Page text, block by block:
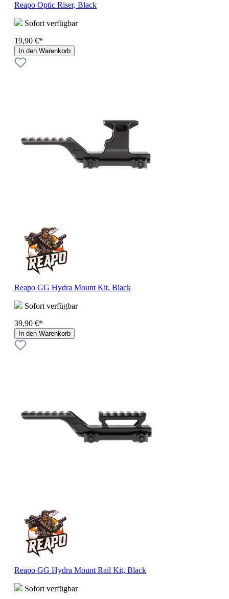
Reapo Optic Riser, Black
Sofort verfügbar
19,90 €*
In den Warenkorb
Reapo GG Hydra Mount Kit, Black
Sofort verfügbar
39,90 €*
In den Warenkorb
Reapo GG Hydra Mount Rail Kit, Black
Sofort verfügbar